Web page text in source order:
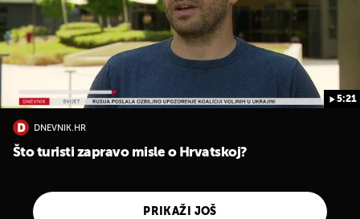
5:21
DNEVNIK.HR
Što turisti zapravo misle o Hrvatskoj?
PRIKAŽI JOŠ